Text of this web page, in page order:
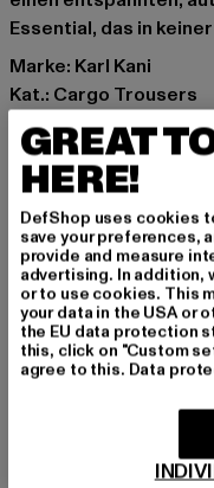
Essential, das in
Marke: Karl Kani
Kat.: Cargo Trousers
Farbe: beige
Hersteller Farbe:
Art.Nr: PD00007546-
Hersteller: Urban
Schanzenstraße 41 |
GRÖSSE &
PFLEGEHINWEISE
GREAT
HERE!
DefShop uses cookies
save your preferences,
provide and measure
advertising. In addition,
or to use cookies. This
your data in the USA or
the EU data protection
this, click on "Custom
agree to this. Data